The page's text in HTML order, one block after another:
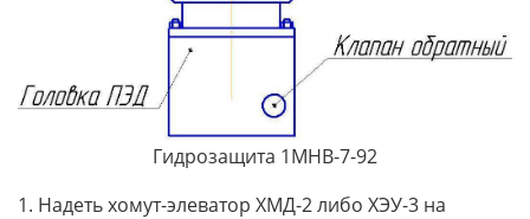
Гидрозащита 1МНВ-7-92
1. Надеть хомут-элеватор ХМД-2 либо ХЭУ-3 на